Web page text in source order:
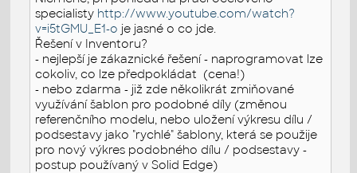
specialisty http://www.youtube.com/watch?
v=i5tGMU_E1-o je jasné o co jde.
Řešení v Inventoru?
- nejlepší je zákaznické řešení - naprogramovat lze
cokoliv, co lze předpokládat (cena!)
- nebo zdarma - již zde několikrát zmiňované
využívání šablon pro podobné díly (změnou
referenčního modelu, nebo uložení výkresu dílu /
podsestavy jako "rychlé" šablony, která se použije
pro nový výkres podobného dílu / podsestavy -
postup používaný v Solid Edge)